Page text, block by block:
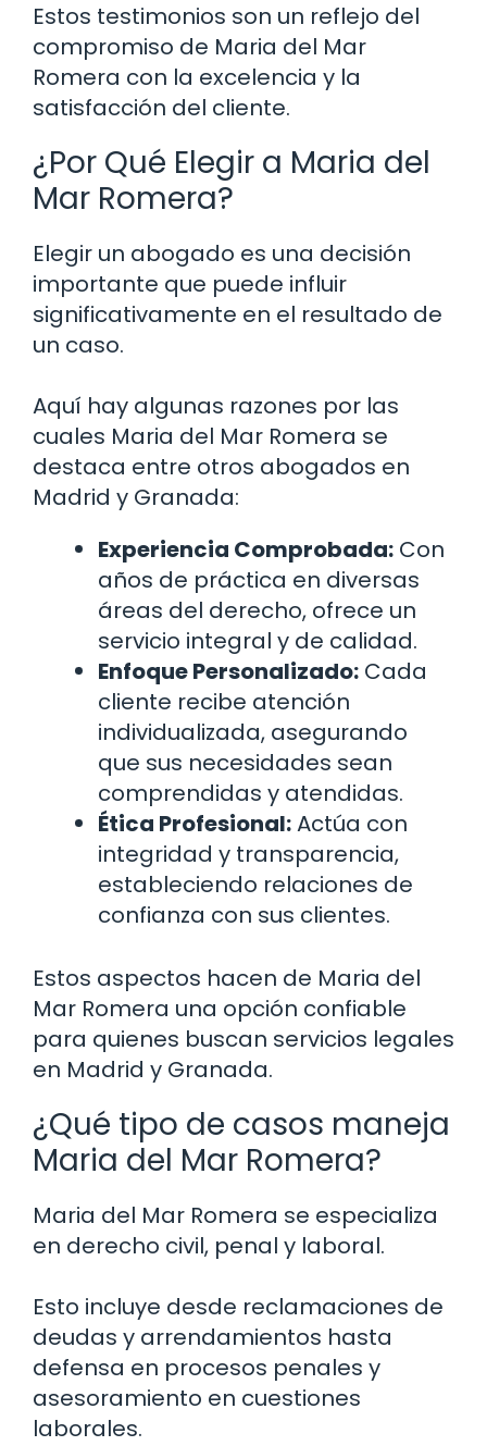
Estos testimonios son un reflejo del
compromiso de Maria del Mar
Romera con la excelencia y la
satisfacción del cliente.
¿Por Qué Elegir a Maria del
Mar Romera?
Elegir un abogado es una decisión
importante que puede influir
significativamente en el resultado de
un caso.
Aquí hay algunas razones por las
cuales Maria del Mar Romera se
destaca entre otros abogados en
Madrid y Granada:
Experiencia Comprobada: Con
años de práctica en diversas
áreas del derecho, ofrece un
servicio integral y de calidad.
Enfoque Personalizado: Cada
cliente recibe atención
individualizada, asegurando
que sus necesidades sean
comprendidas y atendidas.
Ética Profesional:Actúa con
integridad y transparencia,
estableciendo relaciones de
confianza con sus clientes.
Estos aspectos hacen de Maria del
Mar Romera una opción confiable
para quienes buscan servicios legales
en Madrid y Granada.
¿Qué tipo de casos maneja
Maria del Mar Romera?
Maria del Mar Romera se especializa
en derecho civil, penal y laboral.
Esto incluye desde reclamaciones de
deudas y arrendamientos hasta
defensa en procesos penales y
asesoramiento en cuestiones
laborales.